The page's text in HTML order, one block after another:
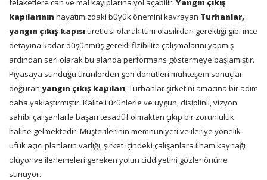
felaketlere can ve mal kayıplarına yol açabilir. Yangın çıkış
kapılarının hayatımızdaki büyük önemini kavrayan Turhanlar,
yangın çıkış kapısıüreticisi olarak tüm olasılıkları gerektiği gibi ince
detayına kadar düşünmüş gerekli fizibilite çalışmalarını yapmış
ardından seri olarak bu alanda performans göstermeye başlamıştır.
Piyasaya sunduğu ürünlerden geri dönütleri muhteşem sonuçlar
doğuran yangın çıkış kapıları, Turhanlar şirketini amacına bir adım
daha yaklaştırmıştır. Kaliteli ürünlerle ve uygun, disiplinli, vizyon
sahibi çalışanlarla başarı tesadüf olmaktan çıkıp bir zorunluluk
haline gelmektedir. Müşterilerinin memnuniyeti ve ileriye yönelik
ufuk açıcı planların varlığı, şirket içindeki çalışanlara ilham kaynağı
oluyor ve ilerlemeleri gereken yolun ciddiyetini gözler önüne
sunuyor.